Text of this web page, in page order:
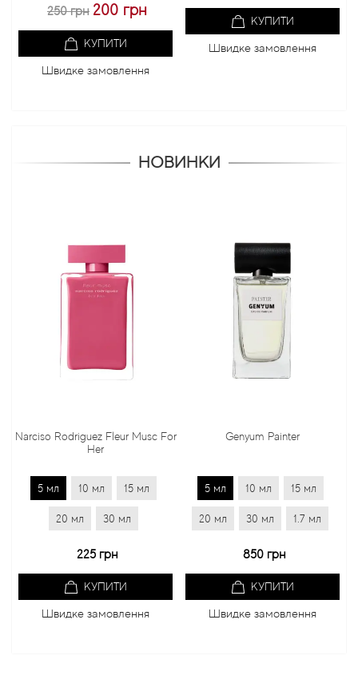
250 грн 200 грн
КУПИТИ
Швидке замовлення
КУПИТИ
Швидке замовлення
НОВИНКИ
Narciso Rodriguez Fleur Musc For
Her
5 мл 10 мл 15 мл
20 мл 30 мл
225 грн
КУПИТИ
Швидке замовлення
Genyum Painter
5 мл 10 мл 15 мл
20 мл 30 мл 1.7 мл
850 грн
КУПИТИ
Швидке замовлення